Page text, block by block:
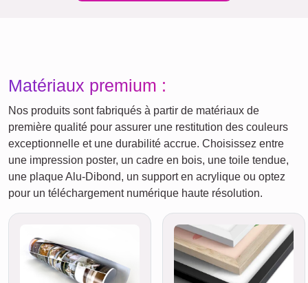
Matériaux premium :
Nos produits sont fabriqués à partir de matériaux de
première qualité pour assurer une restitution des couleurs
exceptionnelle et une durabilité accrue. Choisissez entre
une impression poster, un cadre en bois, une toile tendue,
une plaque Alu-Dibond, un support en acrylique ou optez
pour un téléchargement numérique haute résolution.